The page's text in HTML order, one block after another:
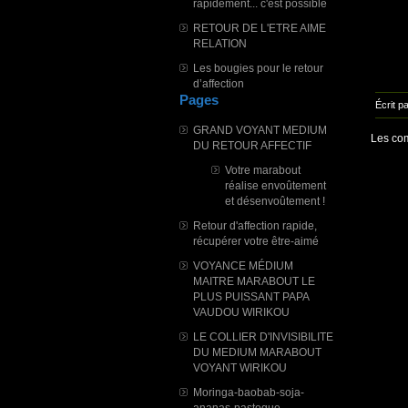
rapidement... c'est possible
RETOUR DE L'ETRE AIME
RELATION
Les bougies pour le retour
d’affection
Pages
GRAND VOYANT MEDIUM
DU RETOUR AFFECTIF
Votre marabout
réalise envoûtement
et désenvoûtement !
Retour d'affection rapide,
récupérer votre être-aimé
VOYANCE MÉDIUM
MAITRE MARABOUT LE
PLUS PUISSANT PAPA
VAUDOU WIRIKOU
LE COLLIER D'INVISIBILITE
DU MEDIUM MARABOUT
VOYANT WIRIKOU
Moringa-baobab-soja-
Écrit
Les